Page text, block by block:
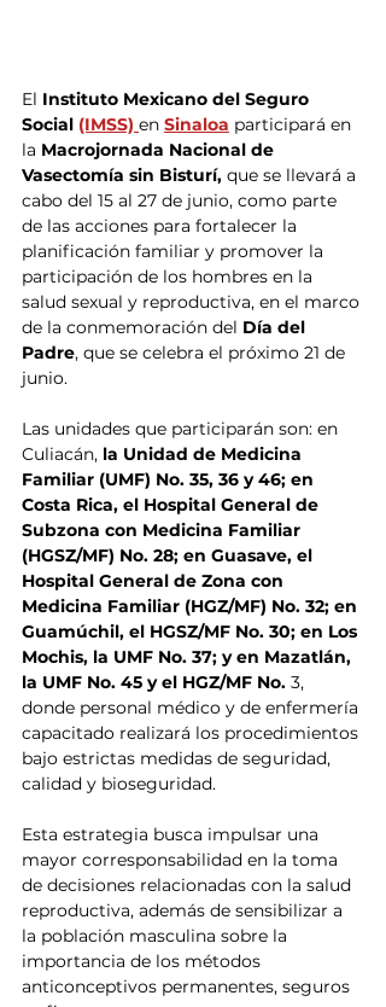
El Instituto Mexicano del Seguro
Social (IMSS) en Sinaloa participará en
la Macrojornada Nacional de
Vasectomía sin Bisturí, que se llevará a
cabo del 15 al 27 de junio, como parte
de las acciones para fortalecer la
planificación familiar y promover la
participación de los hombres en la
salud sexual y reproductiva, en el marco
de la conmemoración del Día del
Padre, que se celebra el próximo 21 de
junio.
Las unidades que participarán son: en
Culiacán, la Unidad de Medicina
Familiar (UMF) No. 35, 36 y 46; en
Costa Rica, el Hospital General de
Subzona con Medicina Familiar
(HGSZ/MF) No. 28; en Guasave, el
Hospital General de Zona con
Medicina Familiar (HGZ/MF) No. 32; en
Guamúchil, el HGSZ/MF No. 30; en Los
Mochis, la UMF No. 37; y en Mazatlán,
la UMF No. 45 y el HGZ/MF No. 3,
donde personal médico y de enfermería
capacitado realizará los procedimientos
bajo estrictas medidas de seguridad,
calidad y bioseguridad.
Esta estrategia busca impulsar una
mayor corresponsabilidad en la toma
de decisiones relacionadas con la salud
reproductiva, además de sensibilizar a
la población masculina sobre la
importancia de los métodos
anticonceptivos permanentes, seguros